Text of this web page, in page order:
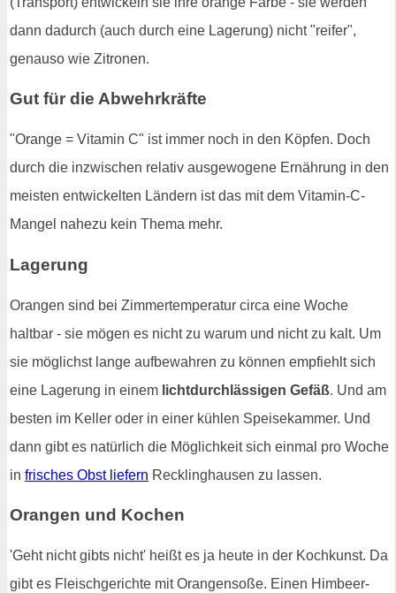
dann dadurch (auch durch eine Lagerung) nicht "reifer",
genauso wie Zitronen.
Gut für die Abwehrkräfte
"Orange = Vitamin C" ist immer noch in den Köpfen. Doch
durch die inzwischen relativ ausgewogene Ernährung in den
meisten entwickelten Ländern ist das mit dem Vitamin-C-
Mangel nahezu kein Thema mehr.
Lagerung
Orangen sind bei Zimmertemperatur circa eine Woche
haltbar - sie mögen es nicht zu warum und nicht zu kalt. Um
sie möglichst lange aufbewahren zu können empfiehlt sich
eine Lagerung in einem lichtdurchlässigen Gefäß. Und am
besten im Keller oder in einer kühlen Speisekammer. Und
dann gibt es natürlich die Möglichkeit sich einmal pro Woche
in frisches Obst liefern Recklinghausen zu lassen.
Orangen und Kochen
'Geht nicht gibts nicht' heißt es ja heute in der Kochkunst. Da
gibt es Fleischgerichte mit Orangensoße. Einen Himbeer-